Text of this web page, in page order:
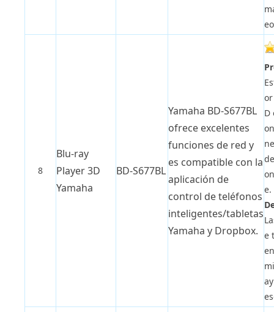
8
Blu-ray
Player 3D
Yamaha
BD-S677BL
Yamaha BD-S677BL
ofrece excelentes
funciones de red y
es compatible con la
aplicación de
control de teléfonos
inteligentes/tabletas
Yamaha y Dropbox.
D
e.
e